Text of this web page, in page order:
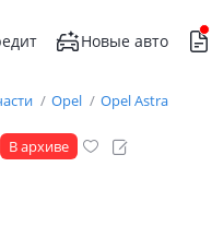
Новые авто
Opel Opel Astra
В архиве